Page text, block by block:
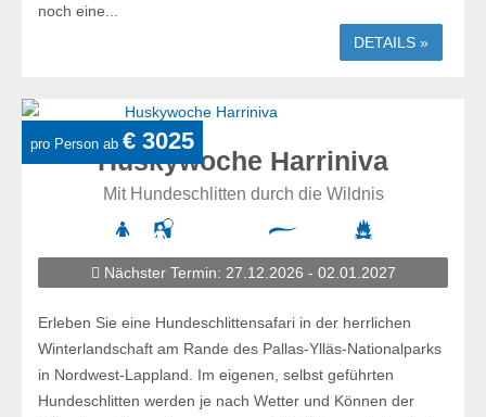
noch eine...
DETAILS »
pro Person ab € 3025
Huskywoche Harriniva
Mit Hundeschlitten durch die Wildnis
Nächster Termin: 27.12.2026 - 02.01.2027
Erleben Sie eine Hundeschlittensafari in der herrlichen
Winterlandschaft am Rande des Pallas-Ylläs-Nationalparks
in Nordwest-Lappland. Im eigenen, selbst geführten
Hundeschlitten werden je nach Wetter und Können der